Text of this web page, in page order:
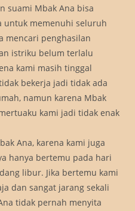
suami Mbak Ana bisa
untuk memenuhi seluruh
mencari penghasilan
istriku belum terlalu
kami masih tinggal
bekerja jadi tidak ada
namun karena Mbak
kami jadi tidak enak
Ana, karena kami juga
hanya bertemu pada hari
libur. Jika bertemu kami
dan sangat jarang sekali
tidak pernah menyita